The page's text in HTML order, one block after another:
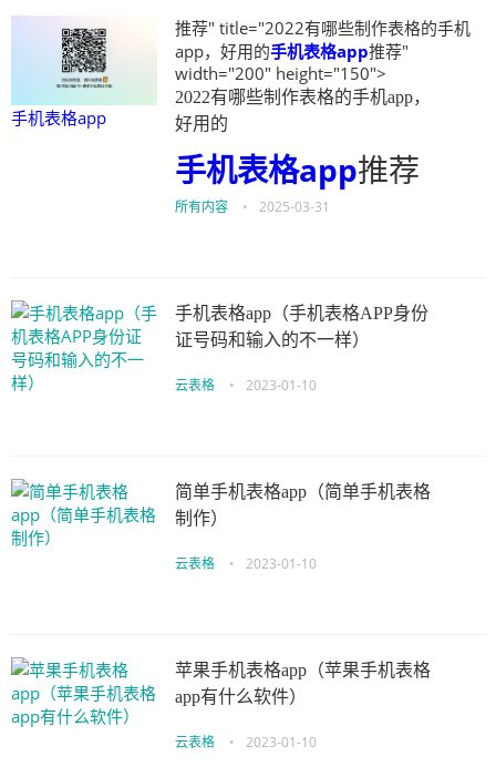
手机表格app
推荐" title="2022有哪些制作表格的手机
app，好用的手机表格app推荐"
width="200" height="150">
2022有哪些制作表格的手机app，
好用的
手机表格app推荐
所有内容 • 2025-03-31
手机表格app（手机表格APP身份
证号码和输入的不一样）
云表格 • 2023-01-10
简单手机表格app（简单手机表格
制作）
云表格 • 2023-01-10
苹果手机表格app（苹果手机表格
app有什么软件）
云表格 • 2023-01-10